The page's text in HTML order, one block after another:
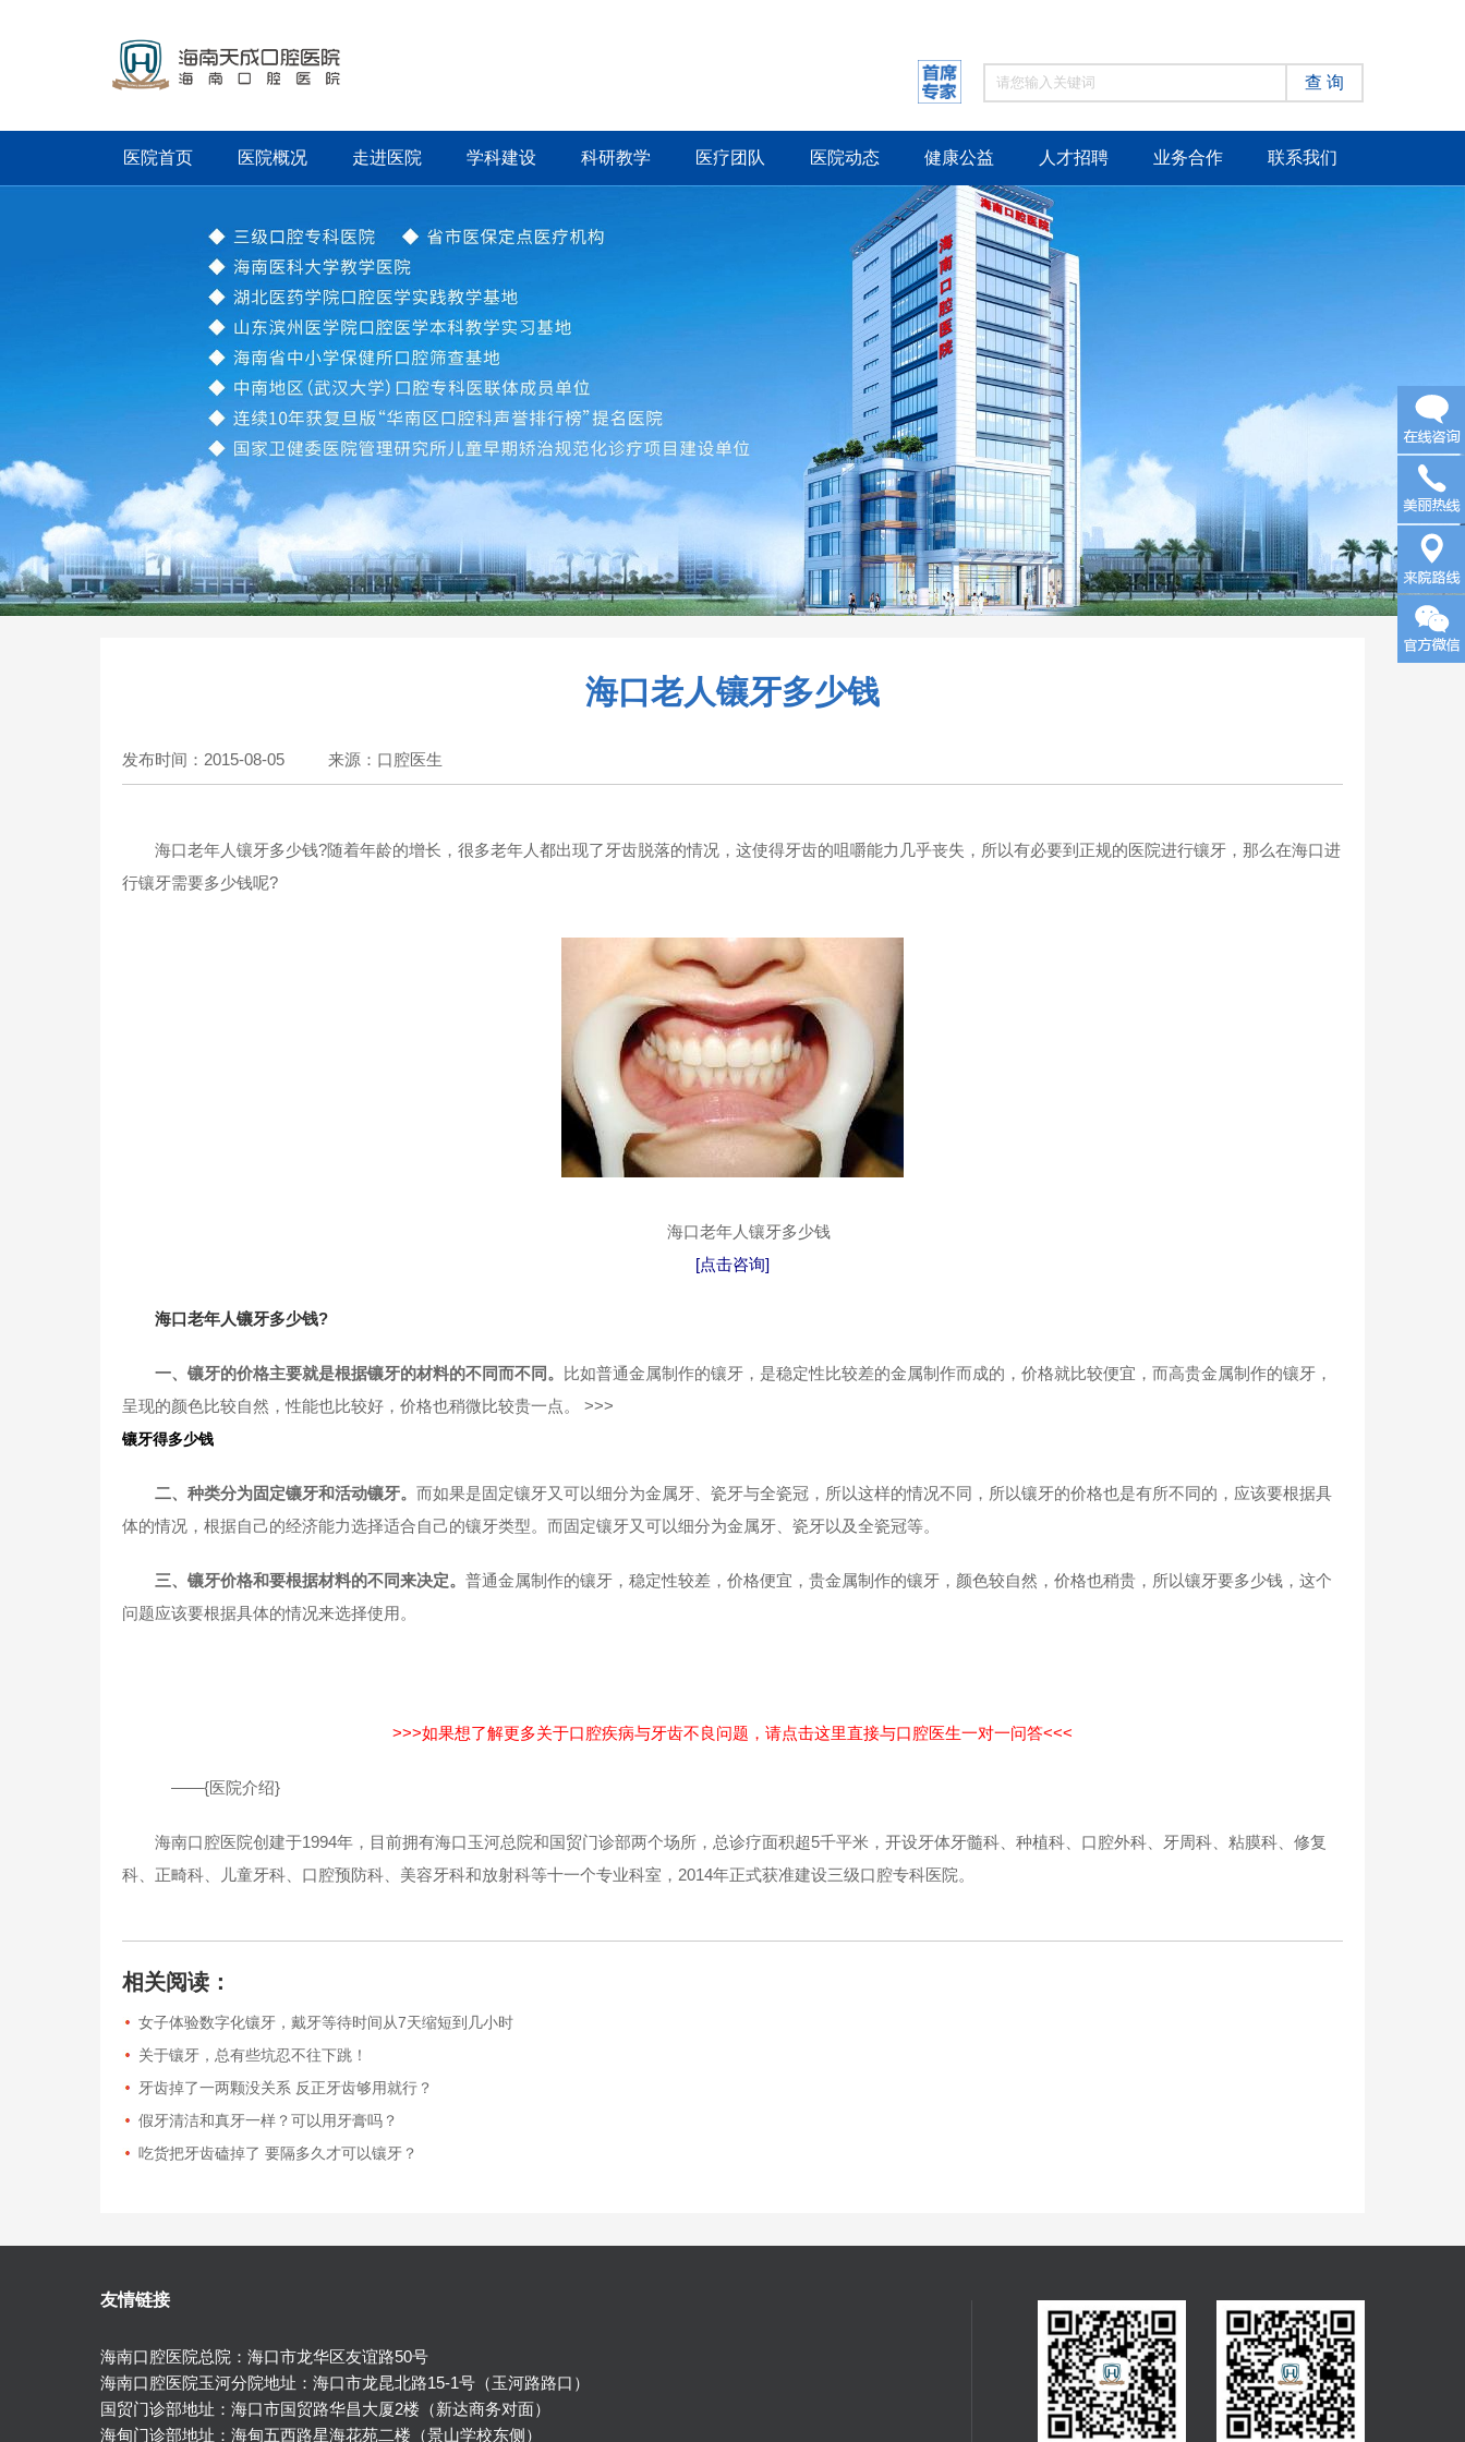
查 询
医院首页 医院概况 走进医院 学科建设 科研教学 医疗团队 医院动态 健康公益 人才招聘 业务合作 联系我们
海口老人镶牙多少钱
发布时间：2015-08-05 来源：口腔医生
海口老年人镶牙多少钱?随着年龄的增长，很多老年人都出现了牙齿脱落的情况，这使得牙齿的咀嚼能力几乎丧失，所以有必要到正规的医院进行镶牙，那么在海口进
行镶牙需要多少钱呢?
海口老年人镶牙多少钱
[点击咨询]
海口老年人镶牙多少钱?
一、镶牙的价格主要就是根据镶牙的材料的不同而不同。
比如普通金属制作的镶牙，是稳定性比较差的金属制作而成的，价格就比较便宜，而高贵金属制作的镶牙，
呈现的颜色比较自然，性能也比较好，价格也稍微比较贵一点。 >>>
镶牙得多少钱
二、种类分为固定镶牙和活动镶牙。 而如果是固定镶牙又可以细分为金属牙、瓷牙与全瓷冠，所以这样的情况不同，所以镶牙的价格也是有所不同的，应该要根据具
体的情况，根据自己的经济能力选择适合自己的镶牙类型。而固定镶牙又可以细分为金属牙、瓷牙以及全瓷冠等。
三、镶牙价格和要根据材料的不同来决定。 普通金属制作的镶牙，稳定性较差，价格便宜，贵金属制作的镶牙，颜色较自然，价格也稍贵，所以镶牙要多少钱，这个
问题应该要根据具体的情况来选择使用。
>>>如果想了解更多关于口腔疾病与牙齿不良问题，请点击这里直接与口腔医生一对一问答<<<
——{医院介绍}
海南口腔医院创建于1994年，目前拥有海口玉河总院和国贸门诊部两个场所，总诊疗面积超5千平米，开设牙体牙髓科、种植科、口腔外科、牙周科、粘膜科、修复
科、正畸科、儿童牙科、口腔预防科、美容牙科和放射科等十一个专业科室，2014年正式获准建设三级口腔专科医院。
相关阅读：
女子体验数字化镶牙，戴牙等待时间从7天缩短到几小时
关于镶牙，总有些坑忍不往下跳！
牙齿掉了一两颗没关系 反正牙齿够用就行？
假牙清洁和真牙一样？可以用牙膏吗？
吃货把牙齿磕掉了 要隔多久才可以镶牙？
友情链接
海南口腔医院总院：海口市龙华区友谊路50号
海南口腔医院玉河分院地址：海口市龙昆北路15-1号（玉河路路口）
国贸门诊部地址：海口市国贸路华昌大厦2楼（新达商务对面）
海甸门诊部地址：海甸五西路星海花苑二楼（景山学校东侧）
在线咨
询
来院路